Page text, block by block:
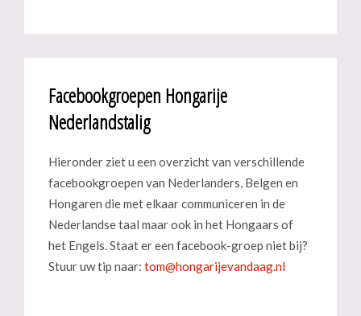
Facebookgroepen Hongarije
Nederlandstalig
Hieronder ziet u een overzicht van verschillende
facebookgroepen van Nederlanders, Belgen en
Hongaren die met elkaar communiceren in de
Nederlandse taal maar ook in het Hongaars of
het Engels. Staat er een facebook-groep niet bij?
Stuur uw tip naar: